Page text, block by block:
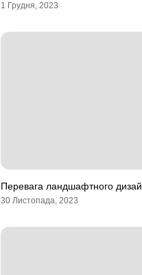
1 Грудня, 2023
Перевага ландшафтного
30 Листопада, 2023